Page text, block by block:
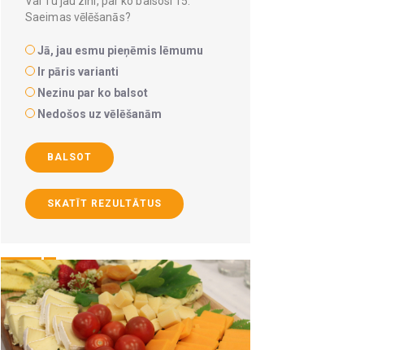
Saeimas vēlēšanās?
Jā, jau esmu pieņēmis lēmumu
Ir pāris varianti
Nezinu par ko balsot
Nedošos uz vēlēšanām
BALSOT
SKATĪT REZULTĀTUS